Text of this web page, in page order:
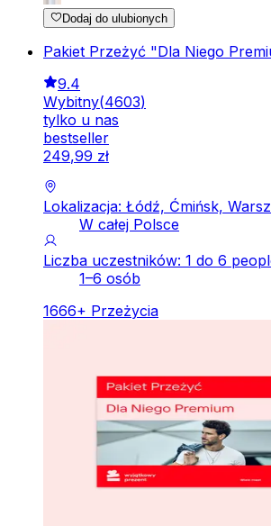
Dodaj do ulubionych
Pakiet Przeżyć "Dla Niego
9.4
Wybitny(4603)
tylko u nas
bestseller
249,99 zł
Lokalizacja: Łódź, Ćmińsk,
W całej Polsce
Liczba uczestników: 1 do 6
1–6 osób
1666+ Przeżycia